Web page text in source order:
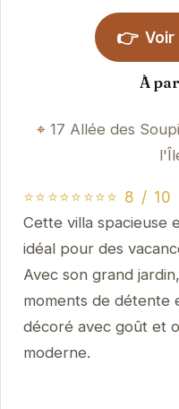
👉 Voir
À
17 Allée des
⭐⭐⭐⭐⭐⭐⭐⭐ 8 /
Cette villa spacieuse
idéal pour des
Avec son grand
moments de détente
décoré avec goût et
moderne.